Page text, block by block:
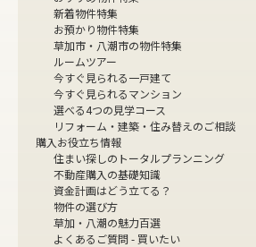
新着物件特集
お預かり物件特集
草加市・八潮市の物件特集
ルームツアー
今すぐ見られる一戸建て
今すぐ見られるマンション
選べる4つの見学コース
リフォーム・建築・住み替えのご相談
購入お役立ち情報
住まい探しのトータルプランニング
不動産購入の基礎知識
資金計画はどう立てる？
物件の選び方
草加・八潮の魅力百選
よくあるご質問 - 買いたい